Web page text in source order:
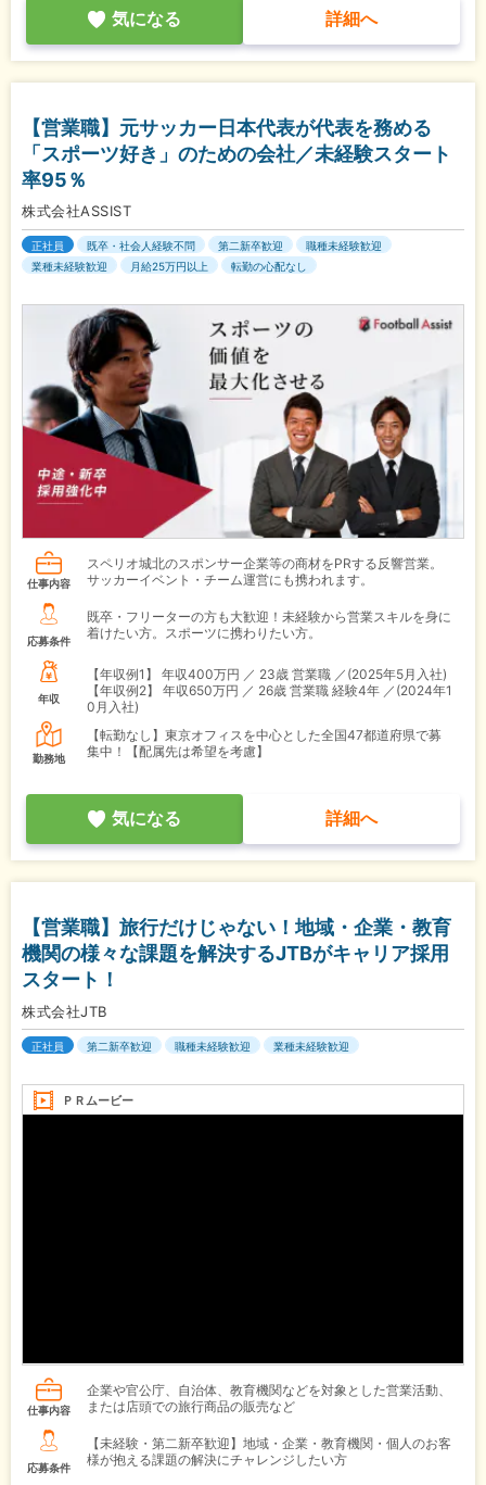
気になる 詳細へ
【営業職】元サッカー日本代表が代表を務める
「スポーツ好き」のための会社／未経験スタート
率95％
株式会社ASSIST
正社員 既卒・社会人経験不問 第二新卒歓迎
職種未経験歓迎
業種未経験歓迎
月給25万円以上 転勤の心配なし
仕事内容
スペリオ城北のスポンサー企業等の商材をPRする反響営業。
サッカーイベント・チーム運営にも携われます。
応募条件
既卒・フリーターの方も大歓迎！未経験から営業スキルを身に
着けたい方。スポーツに携わりたい方。
年収
【年収例1】
年収400万円 ／ 23歳 営業職 ／(2025年5月入社)
【年収例2】
年収650万円 ／ 26歳 営業職 経験4年 ／(2024年1
0月入社)
勤務地
【転勤なし】東京オフィスを中心とした全国47都道府県で募
集中！【配属先は希望を考慮】
気になる 詳細へ
【営業職】旅行だけじゃない！地域・企業・教育
機関の様々な課題を解決するJTBがキャリア採用
スタート！
株式会社JTB
正社員 第二新卒歓迎 職種未経験歓迎 業種未経験歓迎
ＰＲムービー
仕事内容
企業や官公庁、自治体、教育機関などを対象とした営業活動、
または店頭での旅行商品の販売など
応募条件
【未経験・第二新卒歓迎】地域・企業・教育機関・個人のお客
様が抱える課題の解決にチャレンジしたい方